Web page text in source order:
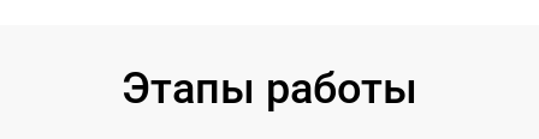
Этапы работы